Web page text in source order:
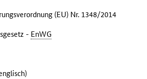
(EU) Nr. 1348/2014
- EnWG